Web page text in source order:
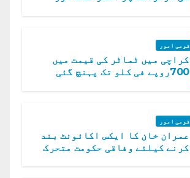
قومی امور
کراچی میں ٹماٹر کی قیمت میں
700روپے فی کلو تک پہنچ گئی
قومی امور
عمران خان کا ایکس اکائونٹ بند
کرنے کیلئے وفاقی حکومت متحرک